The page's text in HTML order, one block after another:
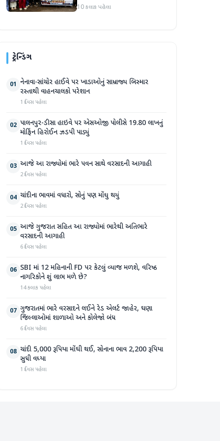
કાઢી, 'જો કામ ન હોય તો પગાર
10 કલાક પહેલા
ટ્રેન્ડિંગ
01 નેનાવા-સાંચોર હાઈવે પર ખાડાઓનું સામ્રાજ્ય બિસ્માર
રસ્તાથી વાહનચાલકો પરેશાન
1 દિવસ પહેલા
02 પાલનપુર-ડીસા હાઇવે પર એસઓજી પોલીસે 19.80 લાખનું
મોર્ફિન હિરોઈન ઝડપી પાડ્યું
1 દિવસ પહેલા
03 આજે આ રાજ્યોમાં ભારે પવન સાથે વરસાદની આગાહી
2 દિવસ પહેલા
04 ચાંદીના ભાવમાં વધારો, સોનું પણ મોંઘુ થયું
2 દિવસ પહેલા
05 આજે ગુજરાત સહિત આ રાજ્યોમાં ભારેથી અતિભારે
વરસાદની આગાહી
6 દિવસ પહેલા
06 SBI માં 12 મહિનાની FD પર કેટલું વ્યાજ મળશે, વરિષ્ઠ
નાગરિકોને શું લાભ મળે છે?
14 કલાક પહેલા
07 ગુજરાતમાં ભારે વરસાદને લઈને રેડ એલર્ટ જાહેર, ઘણા
જિલ્લાઓમાં શાળાઓ અને કોલેજો બંધ
6 દિવસ પહેલા
08 ચાંદી 5,000 રૂપિયા મોંઘી થઈ, સોનાના ભાવ 2,200 રૂપિયા
સુધી વધ્યા
1 દિવસ પહેલા